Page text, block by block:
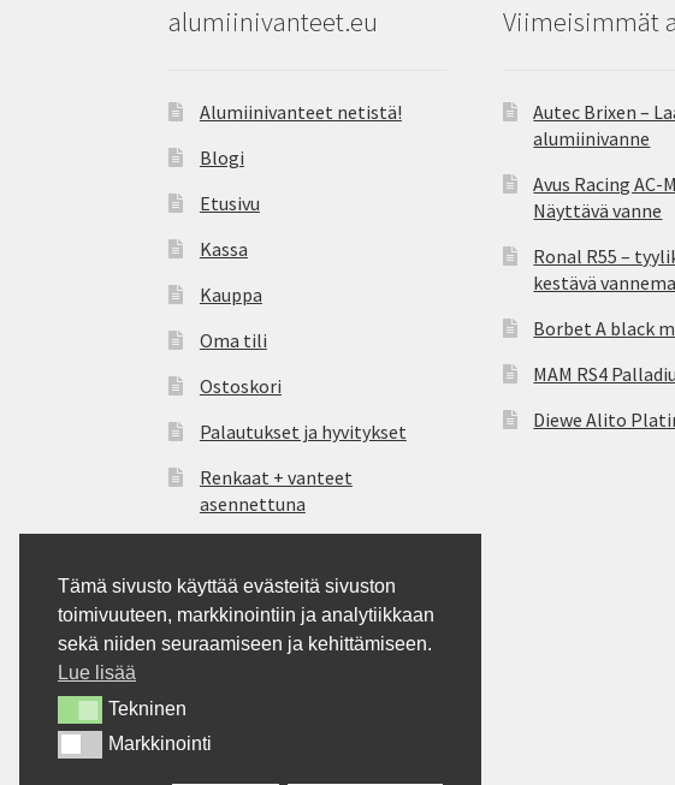
alumiinivanteet.eu
Alumiinivanteet netistä!
Blogi
Etusivu
Kassa
Kauppa
Oma tili
Ostoskori
Palautukset ja hyvitykset
Renkaat + vanteet
asennettuna
Tilauksen peruutus
Tilausohjeet
Yhteystiedot
Viimeisimmät
Autec Brixen –
alumiinivanne
Avus Racing AC-
Näyttävä vanne
Ronal R55 –
kestävä
Borbet A black
MAM RS4
Diewe Alito
Tämä sivusto käyttää evästeitä sivuston
toimivuuteen, markkinointiin ja analytiikkaan
sekä niiden seuraamiseen ja kehittämiseen.
Lue lisää
TekninenTekninen
Markkinointi
Markkinointi